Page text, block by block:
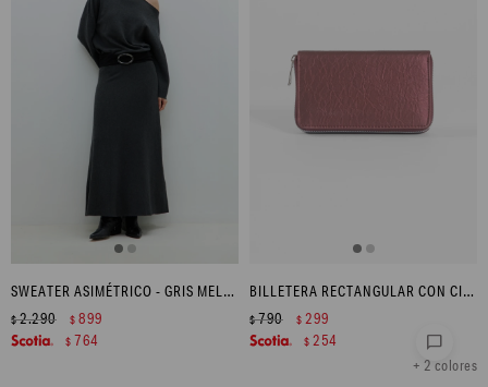
SWEATER ASIMÉTRICO - GRIS MELANGE
$2.290 $ 899
$ 764
BILLETERA RECTANGULAR CON CIERRE - BORDO
+ 2 colores
$790 $ 299
$ 254 chat_bubble